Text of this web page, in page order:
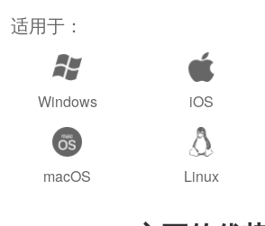
适用于：
Windows iOS
macOS Linux